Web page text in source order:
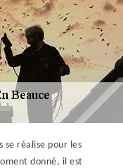
réalise pour les
donné, il est